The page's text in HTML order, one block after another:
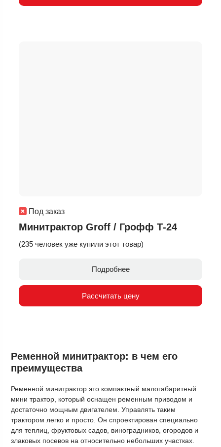
Под заказ
Минитрактор Groff / Грофф Т-24
(235 человек уже купили этот товар)
Подробнее
Рассчитать цену
Ременной минитрактор: в чем его
преимущества
Ременной минитрактор это компактный малогабаритный
мини трактор, который оснащен ременным приводом и
достаточно мощным двигателем. Управлять таким
трактором легко и просто. Он спроектирован специально
для теплиц, фруктовых садов, виноградников, огородов и
злаковых посевов на относительно небольших участках.